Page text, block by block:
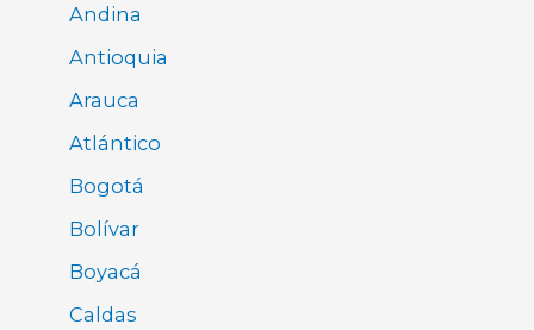
Andina
Antioquia
Arauca
Atlántico
Bogotá
Bolívar
Boyacá
Caldas